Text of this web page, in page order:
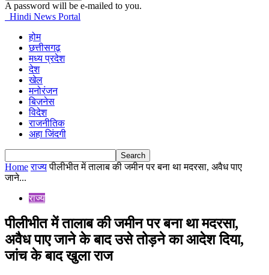
A password will be e-mailed to you.
Hindi News Portal
होम
छत्तीसगढ़
मध्य प्रदेश
देश
खेल
मनोरंजन
बिज़नेस
विदेश
राजनीतिक
अहा जिंदगी
Home राज्य पीलीभीत में तालाब की जमीन पर बना था मदरसा, अवैध पाए
जाने...
राज्य
पीलीभीत में तालाब की जमीन पर बना था मदरसा,
अवैध पाए जाने के बाद उसे तोड़ने का आदेश दिया,
जांच के बाद खुला राज